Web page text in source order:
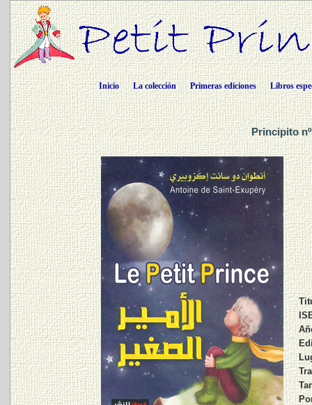
Inicio La colección Primeras ediciones Libros
Principito